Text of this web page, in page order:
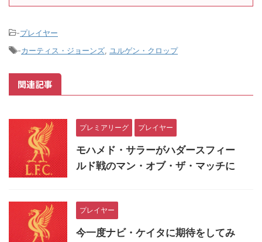
-プレイヤー
-カーティス・ジョーンズ ユルゲン・クロップ
関連記事
プレミアリーグ プレイヤー
モハメド・サラーがハダースフィー
ルド戦のマン・オブ・ザ・マッチに
プレイヤー
今一度ナビ・ケイタに期待をしてみ